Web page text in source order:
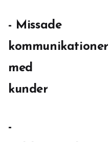
- Missade
kommunikationer
med
kunder
-